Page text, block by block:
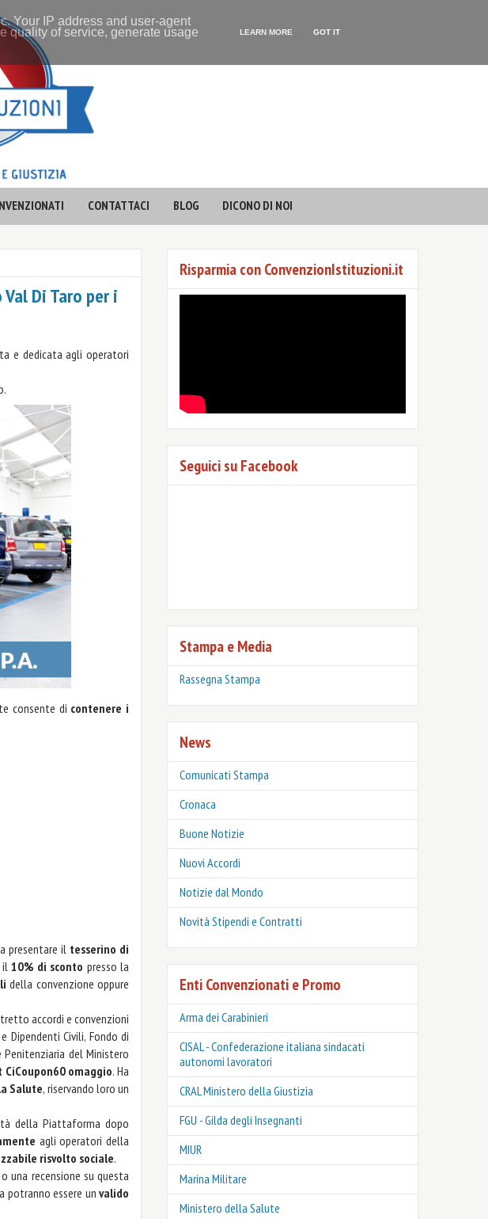
CONTATTACI BLOG DICONO DI NOI
Di Taro per i
e dedicata agli operatori
consente di contenere i
presentare il tesserino di
il10% di sconto presso la
della convenzione oppure
accordi e convenzioni
Dipendenti Civili, Fondo di
del Ministero
CiCoupon60 omaggio. Ha
Salute, riservando loro un
della Piattaforma dopo
agli operatori della
risvolto sociale.
una recensione su questa
potranno essere unvalido
Risparmia con ConvenzionIstituzioni.it
Seguici su Facebook
Stampa e Media
Rassegna Stampa
News
Comunicati Stampa
Cronaca
Buone Notizie
Nuovi Accordi
Notizie dal Mondo
Novità Stipendi e Contratti
Enti Convenzionati e Promo
Arma dei Carabinieri
CISAL - Confederazione italiana sindacati
autonomi lavoratori
CRAL Ministero della Giustizia
FGU - Gilda degli Insegnanti
MIUR
Marina Militare
Ministero della Salute
Your IP address and user-agent
quality of service, generate usage
LEARN MORE GOT IT